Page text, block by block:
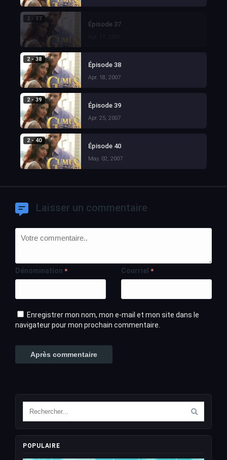
2 - 37
Épisode 37
2 - 38
Épisode 38
Apr. 18, 2007
2 - 39
Épisode 39
Apr. 25, 2007
2 - 40
Épisode 40
May. 02, 2007
Laisser un commentaire
Dénomination * Courriel *
Enregistrer mon nom, mon e-mail et mon site dans le
navigateur pour mon prochain commentaire.
POPULAIRE